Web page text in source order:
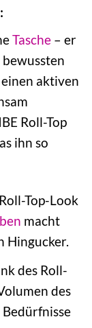
Tasche – er
aktiven
Roll-Top
ihn so
Top-Look
macht
Hingucker.
des Roll-
des
Bedürfnisse